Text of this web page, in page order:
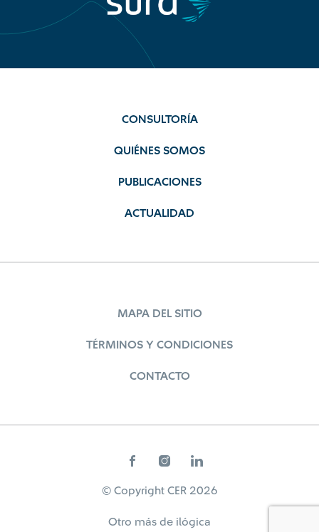
CONSULTORÍA
QUIÉNES SOMOS
PUBLICACIONES
ACTUALIDAD
MAPA DEL SITIO
TÉRMINOS Y CONDICIONES
CONTACTO
© Copyright CER 2026
Otro más de ilógica